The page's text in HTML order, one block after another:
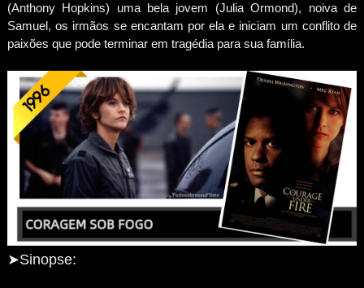
(Anthony Hopkins) uma bela jovem (Julia Ormond), noiva de
Samuel, os irmãos se encantam por ela e iniciam um conflito de
paixões que pode terminar em tragédia para sua família.
➤Sinopse: